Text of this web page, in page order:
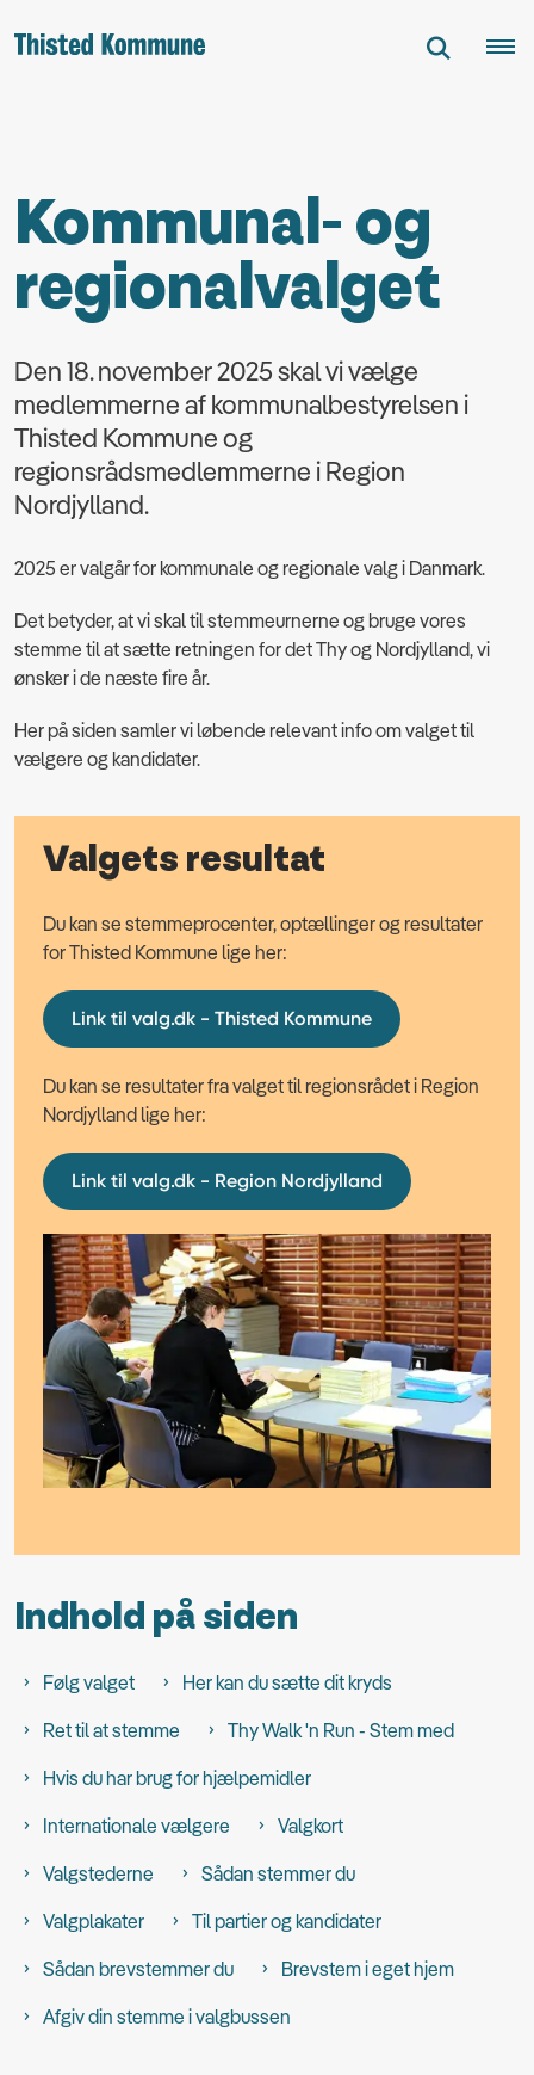
Kommunal- og
regionalvalget
Den 18. november 2025 skal vi vælge
medlemmerne af kommunalbestyrelsen i
Thisted Kommune og
regionsrådsmedlemmerne i Region
Nordjylland.
2025 er valgår for kommunale og regionale valg i Danmark.
Det betyder, at vi skal til stemmeurnerne og bruge vores
stemme til at sætte retningen for det Thy og Nordjylland, vi
ønsker i de næste fire år.
Her på siden samler vi løbende relevant info om valget til
vælgere og kandidater.
Valgets resultat
Du kan se stemmeprocenter, optællinger og resultater
for Thisted Kommune lige her:
Link til valg.dk - Thisted Kommune
Du kan se resultater fra valget til regionsrådet i Region
Nordjylland lige her:
Link til valg.dk - Region Nordjylland
Indhold på siden
Følg valget
Her kan du sætte dit kryds
Ret til at stemme
Thy Walk 'n Run - Stem med
Hvis du har brug for hjælpemidler
Internationale vælgere
Valgkort
Valgstederne
Sådan stemmer du
Valgplakater
Til partier og kandidater
Sådan brevstemmer du
Brevstem i eget hjem
Afgiv din stemme i valgbussen